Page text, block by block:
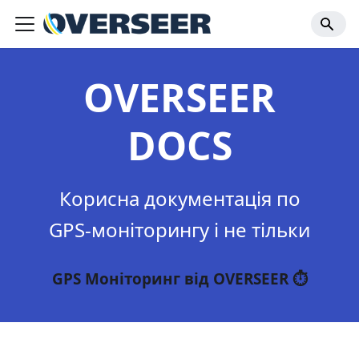
OVERSEER
DOCS
Корисна документація по
GPS-моніторингу і не тільки
GPS Моніторинг від OVERSEER ⏱️